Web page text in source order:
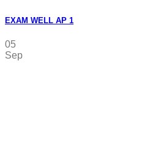
EXAM WELL AP 1
05
Sep